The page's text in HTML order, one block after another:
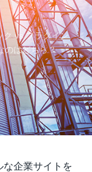
ク vs プラグイン
のはどちら？
な企業サイトを